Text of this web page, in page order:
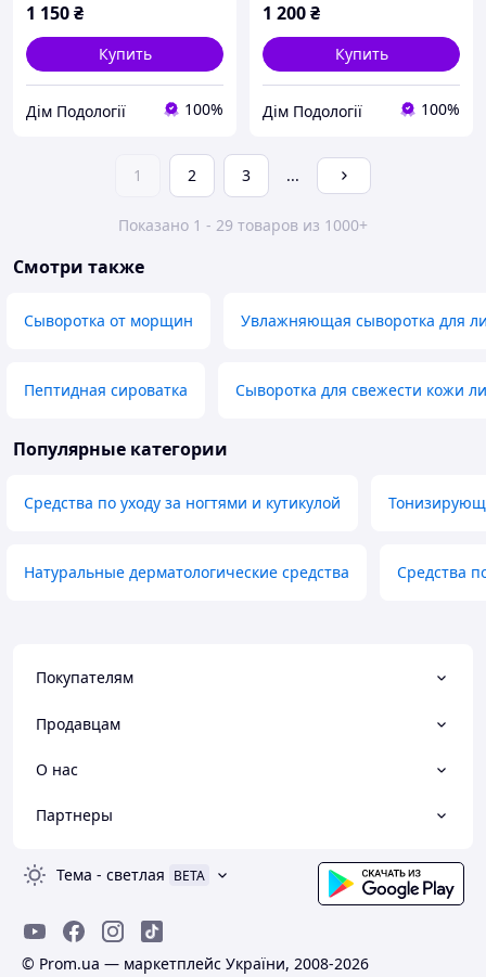
1 150₴
Купить
Дім Подології 100%
1 200₴
Купить
Дім Подології 100%
1 2 3 ...
Показано 1 - 29 товаров из 1000+
Смотри также
Сыворотка от морщин Увлажняющая сыворотка для
Пептидная сироватка Сыворотка для свежести кожи
Популярные категории
Средства по уходу за ногтями и кутикулой
Натуральные дерматологические средства Средства
Покупателям
Продавцам
О нас
Партнеры
Тема - светлая BETA
© Prom.ua — маркетплейс України, 2008-2026